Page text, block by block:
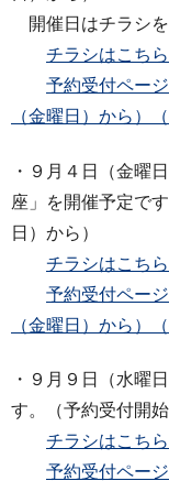
開催日はチラシを
チラシはこち
予約受付ペー
（金曜日）から）
・９月４日（金曜
座」を開催予定で
日）から）
チラシはこち
予約受付ペー
（金曜日）から）
・９月９日（水曜
す。（予約受付開
チラシはこち
予約受付ペー